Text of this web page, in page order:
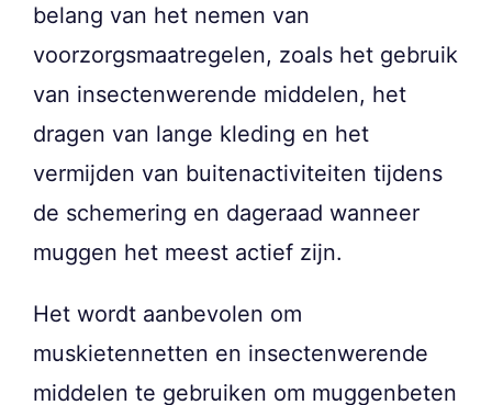
belang van het nemen van
voorzorgsmaatregelen, zoals het gebruik
van insectenwerende middelen, het
dragen van lange kleding en het
vermijden van buitenactiviteiten tijdens
de schemering en dageraad wanneer
muggen het meest actief zijn.
Het wordt aanbevolen om
muskietennetten en insectenwerende
middelen te gebruiken om muggenbeten